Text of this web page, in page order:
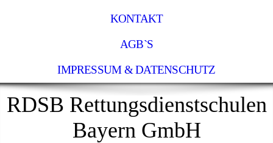
KONTAKT
AGB`S
IMPRESSUM & DATENSCHUTZ
RDSB Rettungsdienstschulen
Bayern GmbH